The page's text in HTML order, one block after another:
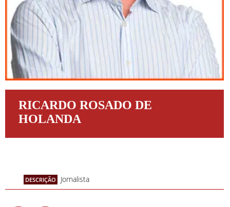
RICARDO ROSADO DE
HOLANDA
DESCRIÇÃO Jornalista